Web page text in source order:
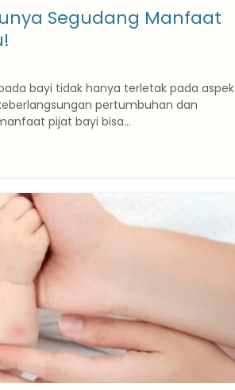
Segudang Manfaat
bayi tidak hanya terletak pada aspek
pertumbuhan dan
pijat bayi bisa...